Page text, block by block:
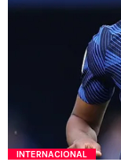
INTERNACIONAL